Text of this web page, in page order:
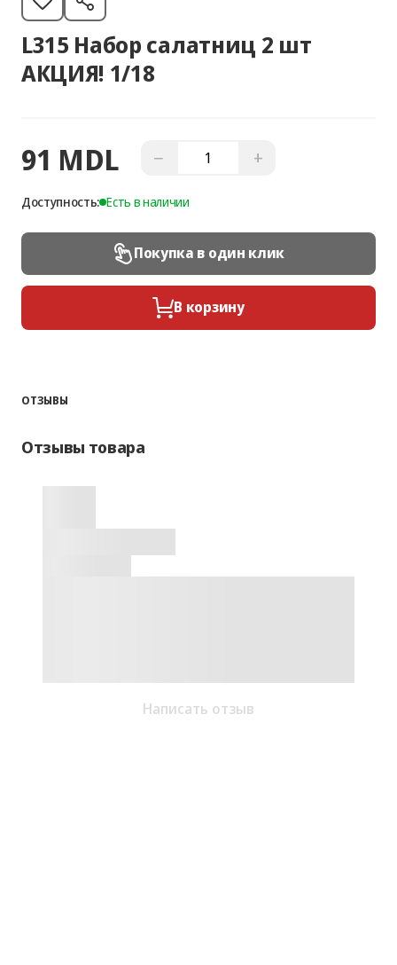
L315 Набор салатниц 2 шт
АКЦИЯ! 1/18
91 MDL − +
Доступность: Есть в наличии
Покупка в один клик
В корзину
ОТЗЫВЫ
Отзывы товара
Написать отзыв